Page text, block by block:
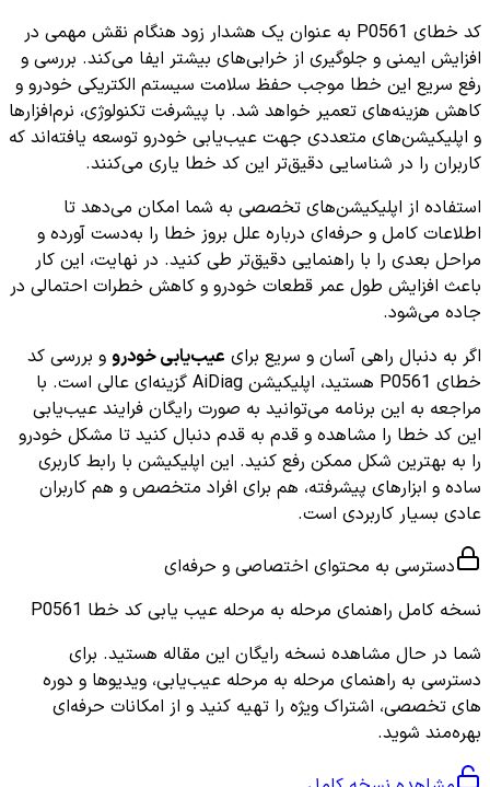
کد خطای P0561 به عنوان یک هشدار زود هنگام نقش مهمی در
افزایش ایمنی و جلوگیری از خرابی‌های بیشتر ایفا می‌کند. بررسی و
رفع سریع این خطا موجب حفظ سلامت سیستم الکتریکی خودرو و
کاهش هزینه‌های تعمیر خواهد شد. با پیشرفت تکنولوژی، نرم‌افزارها
و اپلیکیشن‌های متعددی جهت عیب‌یابی خودرو توسعه یافته‌اند که
کاربران را در شناسایی دقیق‌تر این کد خطا یاری می‌کنند.
استفاده از اپلیکیشن‌های تخصصی به شما امکان می‌دهد تا
اطلاعات کامل و حرفه‌ای درباره علل بروز خطا را به‌دست آورده و
مراحل بعدی را با راهنمایی دقیق‌تر طی کنید. در نهایت، این کار
باعث افزایش طول عمر قطعات خودرو و کاهش خطرات احتمالی در
جاده می‌شود.
اگر به دنبال راهی آسان و سریع برای عیب‌یابی خودرو و بررسی کد
خطای P0561 هستید، اپلیکیشن AiDiag گزینه‌ای عالی است. با
مراجعه به این برنامه می‌توانید به صورت رایگان فرایند عیب‌یابی
این کد خطا را مشاهده و قدم به قدم دنبال کنید تا مشکل خودرو
را به بهترین شکل ممکن رفع کنید. این اپلیکیشن با رابط کاربری
ساده و ابزارهای پیشرفته، هم برای افراد متخصص و هم کاربران
عادی بسیار کاربردی است.
دسترسی به محتوای اختصاصی و حرفه‌ای
نسخه کامل راهنمای مرحله به مرحله عیب یابی کد خطا P0561
شما در حال مشاهده نسخه رایگان این مقاله هستید. برای
دسترسی به راهنمای مرحله به مرحله عیب‌یابی، ویدیوها و دوره
های تخصصی، اشتراک ویژه را تهیه کنید و از امکانات حرفه‌ای
بهره‌مند شوید.